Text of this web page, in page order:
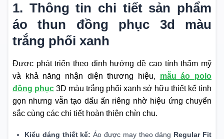
1. Thông tin chi tiết sản phẩm
áo thun đồng phục 3d màu
trắng phối xanh
Được phát triển theo định hướng đề cao tính thẩm mỹ
và khả năng nhận diện thương hiệu, mẫu áo polo
đồng phục 3D màu trắng phối xanh sở hữu thiết kế tinh
gọn nhưng vẫn tạo dấu ấn riêng nhờ hiệu ứng chuyển
sắc cùng các chi tiết hoàn thiện chỉn chu.
Kiểu dáng thiết kế:Áo được may theo dáng Regular Fit